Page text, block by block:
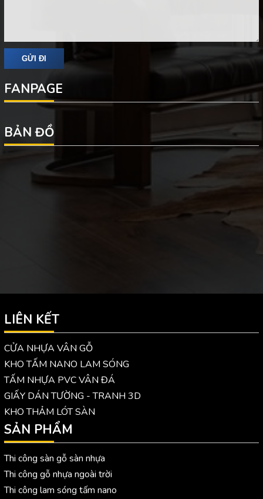
FANPAGE
BẢN ĐỒ
LIÊN KẾT
CỬA NHỰA VÂN GỖ
KHO TẤM NANO LAM SÓNG
TẤM NHỰA PVC VÂN ĐÁ
GIẤY DÁN TƯỜNG - TRANH 3D
KHO THẢM LÓT SÀN
SẢN PHẨM
Thi công sàn gỗ sàn nhựa
Thi công gỗ nhựa ngoài trời
Thi công lam sóng tấm nano